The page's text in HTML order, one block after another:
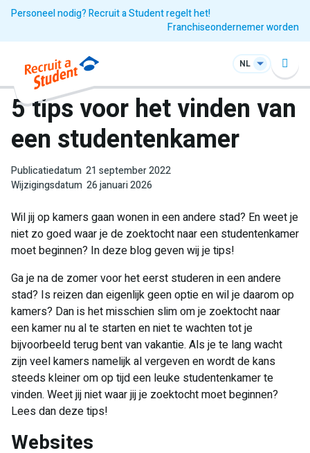
Personeel nodig? Recruit a Student regelt het!
Franchiseondernemer worden
NL
5 tips voor het vinden van
een studentenkamer
Publicatiedatum 21 september 2022
Wijzigingsdatum 26 januari 2026
Wil jij op kamers gaan wonen in een andere stad? En weet je
niet zo goed waar je de zoektocht naar een studentenkamer
moet beginnen? In deze blog geven wij je tips!
Ga je na de zomer voor het eerst studeren in een andere
stad? Is reizen dan eigenlijk geen optie en wil je daarom op
kamers? Dan is het misschien slim om je zoektocht naar
een kamer nu al te starten en niet te wachten tot je
bijvoorbeeld terug bent van vakantie. Als je te lang wacht
zijn veel kamers namelijk al vergeven en wordt de kans
steeds kleiner om op tijd een leuke studentenkamer te
vinden. Weet jij niet waar jij je zoektocht moet beginnen?
Lees dan deze tips!
Websites